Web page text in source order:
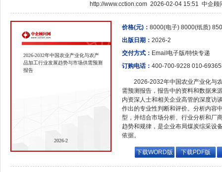
http://www.cction.com 2026-02-04 15:51 中企顾
2026-2032年中国农业产业化与农产
品加工行业发展趋势与市场供需预测
报告
2026-2
价格(元)： 8000(电子) 8000(纸质)
出版日期： 2026-2
交付方式： Email电子版/特快专递
订购电话： 400-700-9228 010-
2026-2032年中国农业产业化与
需预测报告，报告中的资料和数据来
内资深人士和相关企业高管的深度访
作出的专业性判断和评价。分析内容
型，并结合市场分析、行业分析和厂
趋势和规律，是企业布局煤炭综采设
依据。
下载WORD版 下载PDF版